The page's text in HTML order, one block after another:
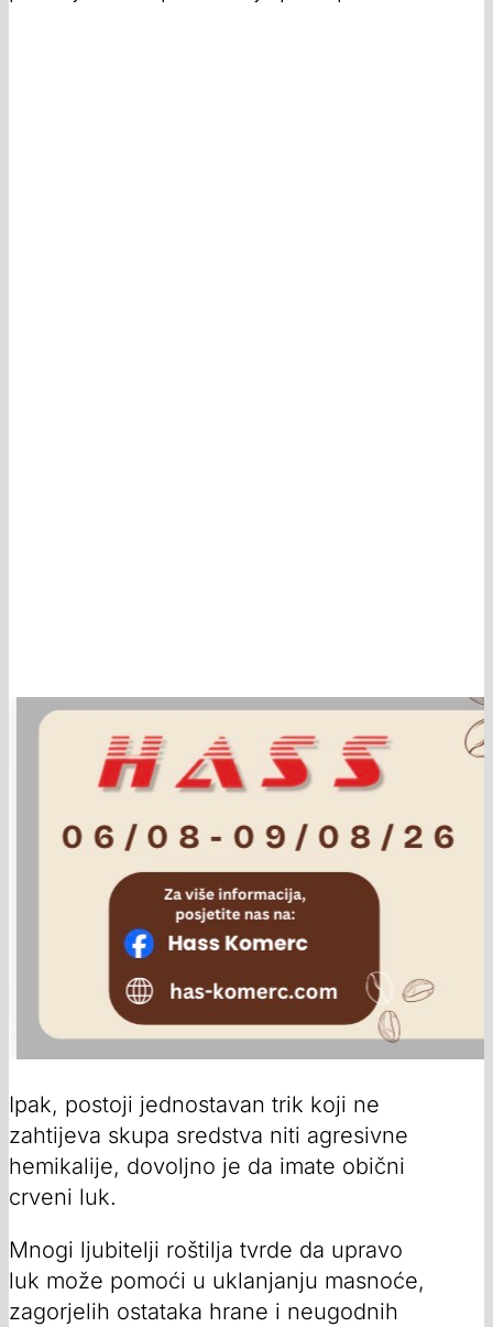
Ipak, postoji jednostavan trik koji ne
zahtijeva skupa sredstva niti agresivne
hemikalije, dovoljno je da imate obični
crveni luk.
Mnogi ljubitelji roštilja tvrde da upravo
luk može pomoći u uklanjanju masnoće,
zagorjelih ostataka hrane i neugodnih